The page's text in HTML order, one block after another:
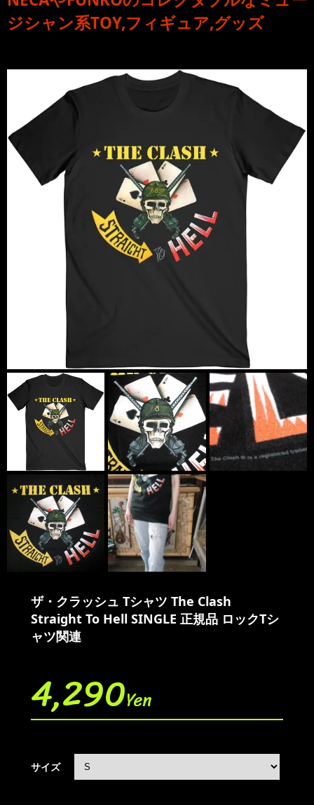
ジシャン系TOY,フィギュア,グッズ
ザ・クラッシュ Tシャツ The Clash
Straight To Hell SINGLE 正規品 ロックTシ
ャツ関連
4,290Yen
サイズ